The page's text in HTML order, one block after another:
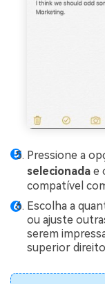
Pressione a
selecionada e
compatível
Escolha a
ou ajuste
serem
superior